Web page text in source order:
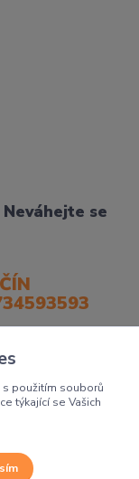
se
použitím souborů
týkající se Vašich